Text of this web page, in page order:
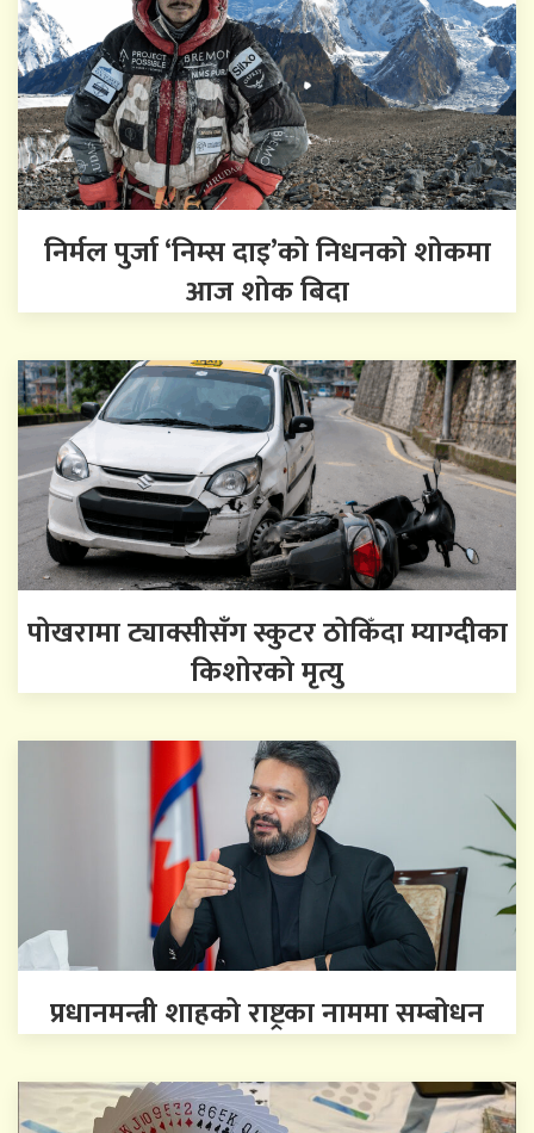
निर्मल पुर्जा ‘निम्स दाइ’को निधनको शोकमा
आज शोक बिदा
पोखरामा ट्याक्सीसँग स्कुटर ठोकिँदा म्याग्दीका
किशोरको मृत्यु
प्रधानमन्त्री शाहको राष्ट्रका नाममा सम्बोधन